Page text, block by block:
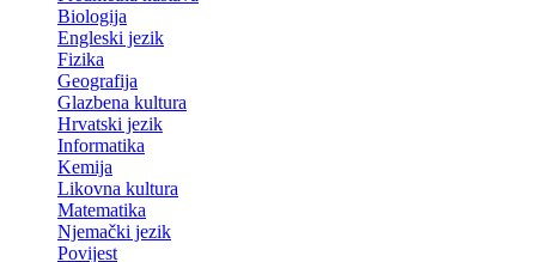
Biologija
Engleski jezik
Fizika
Geografija
Glazbena kultura
Hrvatski jezik
Informatika
Kemija
Likovna kultura
Matematika
Njemački jezik
Povijest